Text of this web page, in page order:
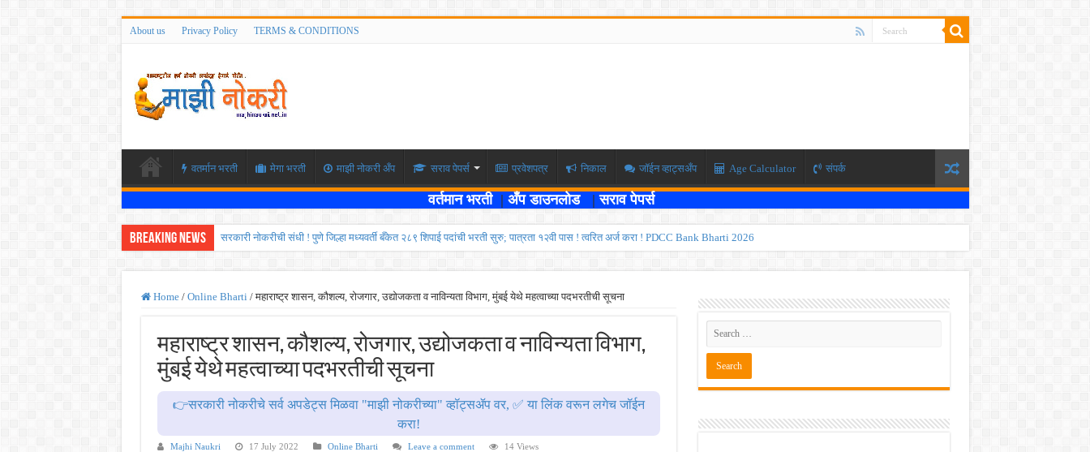
About us Privacy Policy TERMS & CONDITIONS
वतर्मान भरती मेगा भरती माझी नोकरी अँप सराव पेपर्स प्रवेशपत्र निकाल जॉईन व्हाट्सअँप Age Calculator संपर्क
वर्तमान भरती | अँप डाउनलोड |सराव पेपर्स
Breaking News सरकारी नोकरीची संधी ! पुणे जिल्हा मध्यवर्ती बँकेत २८९ शिपाई पदांची भरती सुरु; पात्रता १२वी पास ! त्वरित अर्ज करा ! PDCC Bank Bharti 2026
MPSC गट -क पूर्व परीक्षेचा अर्ज करण्यासाठी मुदतवाढ ; १० ऑगस्ट २०२६ अंतिम तारीख ! MPSC Bharti 2026
IBPS द्वारे ११४०३ कलर्क पदांची मोठी भरती ; बँकेत काम करण्याची सुवर्ण संधी ! IBPS Bharti 2026
महाराष्ट्रात अभियांत्रिकी प्रवेशासाठी तब्बल २ लाख १६ हजार जागा उपलब्ध ! Engineering Admission 2026
खुशखबर ! नागपूर विद्यापीठ मध्ये १३९ सहायक प्राध्यापक पदांची भरती सुरु ! Nagpur University Bharti 2026
आदिवासी विकास विभागातील चौकीदार पदांची परीक्षा आता २८ जुलै ऐवजी २ ऑगस्ट २०२६ ला होणार ! Adivasi vibhag bharti 2026
बँकेत मोठी भरती ! युनियन बँक ऑफ इंडिया मध्ये ३९५ पदांची भरती ! Union Bank of India Bharti 2026
Home / Online Bharti / महाराष्ट्र शासन, कौशल्य, रोजगार, उद्योजकता व नाविन्यता विभाग, मुंबई येथे महत्वाच्या पदभरतीची सूचना
महाराष्ट्र शासन, कौशल्य, रोजगार, उद्योजकता व नाविन्यता विभाग,
मुंबई येथे महत्वाच्या पदभरतीची सूचना
👉सरकारी नोकरीचे सर्व अपडेट्स मिळवा "माझी नोकरीच्या" व्हॉट्सॲप वर, ✅ या लिंक वरून लगेच जॉईन
करा!
Majhi Naukri 17 July 2022 Online Bharti Leave a comment 14 Views